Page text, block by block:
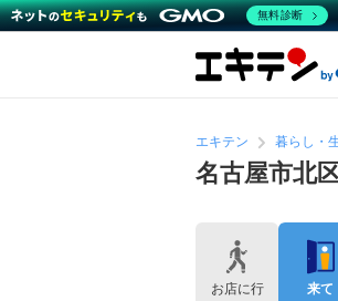
エキテン 暮らし・
名古屋市北
お店に行
来て
無料診断